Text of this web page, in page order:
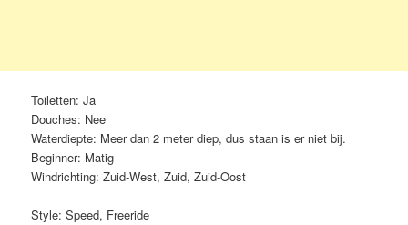
Toiletten: Ja
Douches: Nee
Waterdiepte: Meer dan 2 meter diep, dus staan is er niet bij.
Beginner: Matig
Windrichting: Zuid-West, Zuid, Zuid-Oost
Style: Speed, Freeride